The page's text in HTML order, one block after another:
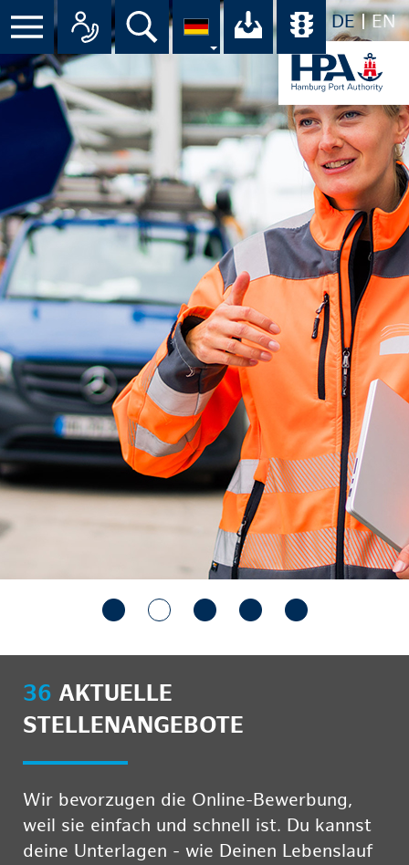
DE EN
Suche Ihr Download-
36 AKTUELLE
STELLENANGEBOTE
Wir bevorzugen die Online-Bewerbung,
weil sie einfach und schnell ist. Du kannst
deine Unterlagen - wie Deinen Lebenslauf